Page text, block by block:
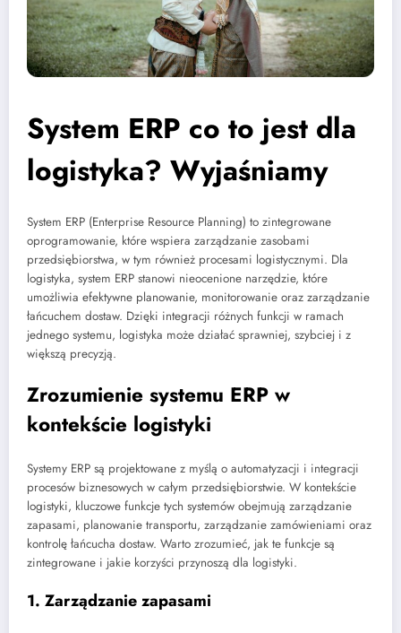
System ERP co to jest dla
logistyka? Wyjaśniamy
System ERP (Enterprise Resource Planning) to zintegrowane
oprogramowanie, które wspiera zarządzanie zasobami
przedsiębiorstwa, w tym również procesami logistycznymi. Dla
logistyka, system ERP stanowi nieocenione narzędzie, które
umożliwia efektywne planowanie, monitorowanie oraz zarządzanie
łańcuchem dostaw. Dzięki integracji różnych funkcji w ramach
jednego systemu, logistyka może działać sprawniej, szybciej i z
większą precyzją.
Zrozumienie systemu ERP w
kontekście logistyki
Systemy ERP są projektowane z myślą o automatyzacji i integracji
procesów biznesowych w całym przedsiębiorstwie. W kontekście
logistyki, kluczowe funkcje tych systemów obejmują zarządzanie
zapasami, planowanie transportu, zarządzanie zamówieniami oraz
kontrolę łańcucha dostaw. Warto zrozumieć, jak te funkcje są
zintegrowane i jakie korzyści przynoszą dla logistyki.
1. Zarządzanie zapasami